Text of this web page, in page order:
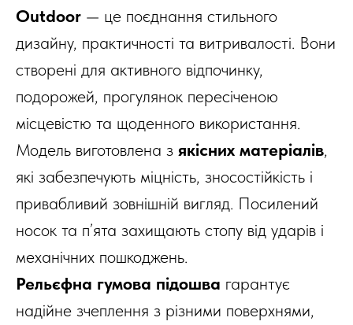
Outdoor — це поєднання стильного
дизайну, практичності та витривалості. Вони
створені для активного відпочинку,
подорожей, прогулянок пересіченою
місцевістю та щоденного використання.
Модель виготовлена з якісних матеріалів,
які забезпечують міцність, зносостійкість і
привабливий зовнішній вигляд. Посилений
носок та п’ята захищають стопу від ударів і
механічних пошкоджень.
Рельєфна гумова підошва гарантує
надійне зчеплення з різними поверхнями,